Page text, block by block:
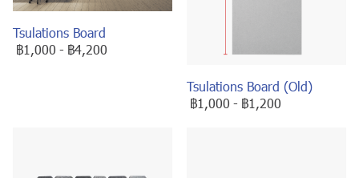
Tsulations Board
฿1,000 - ฿4,200
Tsulations Board (Old)
฿1,000 - ฿1,200